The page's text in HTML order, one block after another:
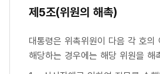
제5조(위원의 해촉)
대통령은 위촉위원이 다음 각 호의
해당하는 경우에는 해당 위원을 해